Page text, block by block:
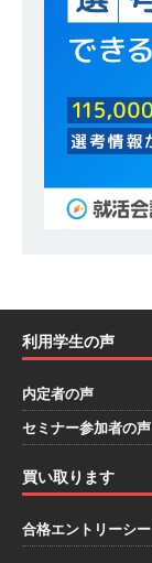
利用学生の声
内定者の声
セミナー参加者の声
買い取ります
合格エントリーシ